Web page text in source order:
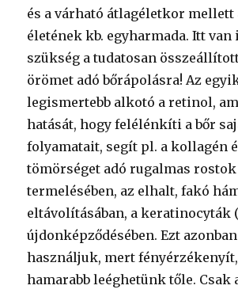
és a várható átlagéletkor
életének kb. egyharmada. Itt van
szükség a tudatosan
örömet adó bőrápolásra! Az
legismertebb alkotó a retinol,
hatását, hogy felélénkíti a bőr
folyamatait, segít pl. a kollagén
tömörséget adó rugalmas rostok
termelésében, az elhalt, fakó
eltávolításában, a keratinocyták
újdonképződésében. Ezt
használjuk, mert
hamarabb leéghetünk tőle. Csak